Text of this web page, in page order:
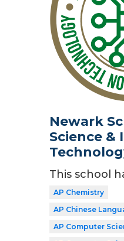
Newark
Science
This school
AP Chemistry
AP Chinese
AP Computer